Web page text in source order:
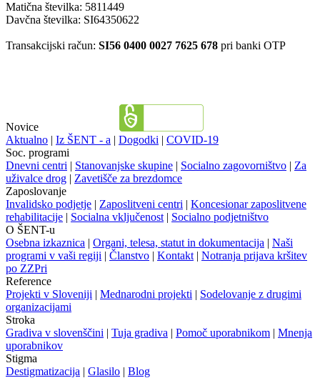
Matična številka: 5811449
Davčna številka: SI64350622
Transakcijski račun: SI56 0400 0027 7625 678 pri banki OTP
Novice
Aktualno | Iz ŠENT - a | Dogodki | COVID-19
Soc. programi
Dnevni centri | Stanovanjske skupine | Socialno zagovorništvo | Za
uživalce drog | Zavetišče za brezdomce
Zaposlovanje
Invalidsko podjetje | Zaposlitveni centri | Koncesionar zaposlitvene
rehabilitacije | Socialna vključenost | Socialno podjetništvo
O ŠENT-u
Osebna izkaznica | Organi, telesa, statut in dokumentacija | Naši
programi v vaši regiji | Članstvo | Kontakt | Notranja prijava kršitev
po ZZPri
Reference
Projekti v Sloveniji | Mednarodni projekti | Sodelovanje z drugimi
organizacijami
Stroka
Gradiva v slovenščini | Tuja gradiva | Pomoč uporabnikom | Mnenja
uporabnikov
Stigma
Destigmatizacija | Glasilo | Blog